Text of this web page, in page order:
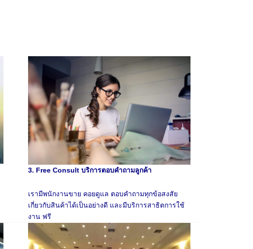
3. Free Consult บริการตอบคำถามลูกค้า
เรามีพนักงานขาย คอยดูแล ตอบคำถามทุกข้อสงสัย
เกี่ยวกับสินค้าได้เป็นอย่างดี และมีบริการสาธิตการใช้
งาน ฟรี